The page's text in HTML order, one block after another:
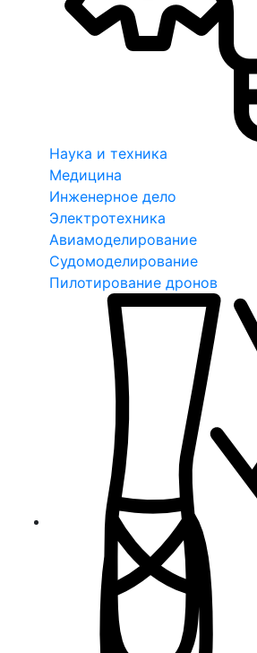
Наука и техника
Медицина
Инженерное дело
Электротехника
Авиамоделирование
Судомоделирование
Пилотирование дронов